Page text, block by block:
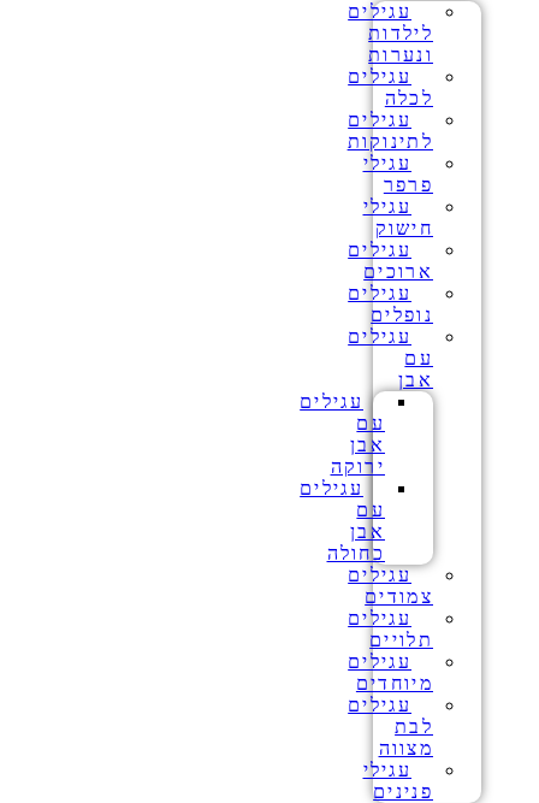
עגילים
לילדות
ונערות
עגילים
לכלה
עגילים
לתינוקות
עגילי
פרפר
עגילי
חישוק
עגילים
ארוכים
עגילים
נופלים
עגילים
עם
אבן
עגילים
עם
אבן
ירוקה
עגילים
עם
אבן
כחולה
עגילים
צמודים
עגילים
תלויים
עגילים
מיוחדים
עגילים
לבת
מצווה
עגילי
פנינים